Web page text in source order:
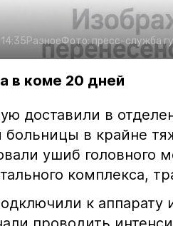
РазноеФото:пресс-служба
в коме 20 дней
доставили в
в крайне
ушиб головного
комплекса,
к аппарату